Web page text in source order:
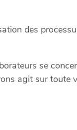
des
se
agit sur toute